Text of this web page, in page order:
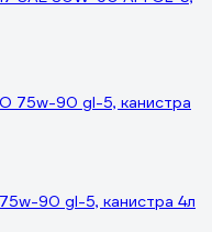
90 gl-5, канистра 4л